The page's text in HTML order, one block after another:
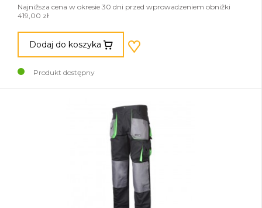
Najniższa cena w okresie 30 dni przed wprowadzeniem obniżki
419,00 zł
Dodaj do koszyka
Produkt dostępny